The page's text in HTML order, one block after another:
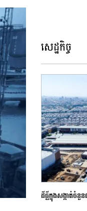
សេដ្ឋកិច្ច
ដីធ្លីក្នុង​សង្កាត់​ចំ